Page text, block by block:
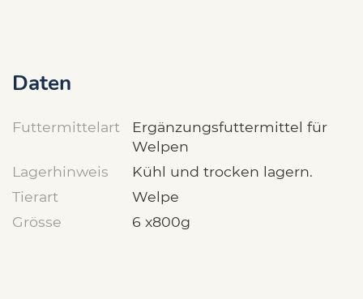
Daten
Futtermittelart
Ergänzungsfuttermittel für
Welpen
Lagerhinweis
Kühl und trocken lagern.
Tierart
Welpe
Grösse
6 x800g